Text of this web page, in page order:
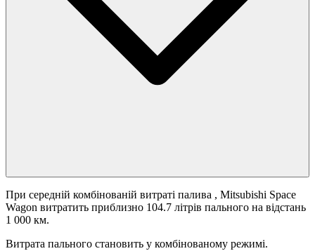
При середній комбінованій витраті палива , Mitsubishi Space
Wagon витратить приблизно 104.7 літрів пального на відстань
1 000 км.
Витрата пального становить у комбінованому режимі.